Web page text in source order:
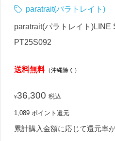
paratrait(パラトレイト)
paratrait(パラトレイト)LINE
PT25S092
送料無料（沖縄除く）
¥36,300 税込
1,089 ポイント還元
累計購入金額に応じて還元率